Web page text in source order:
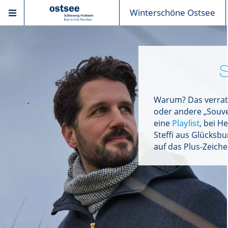
Winterschöne Ostsee
Warum? Das
oder andere
eine Playlist, bei
Steffi aus
auf das Plus-